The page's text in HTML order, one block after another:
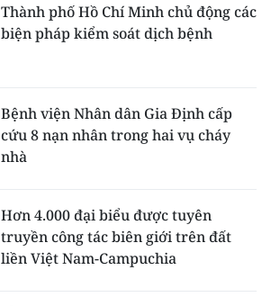
Thành phố Hồ Chí Minh chủ động các
biện pháp kiểm soát dịch bệnh
Bệnh viện Nhân dân Gia Định cấp
cứu 8 nạn nhân trong hai vụ cháy
nhà
Hơn 4.000 đại biểu được tuyên
truyền công tác biên giới trên đất
liền Việt Nam-Campuchia